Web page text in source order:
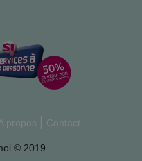
propos Contact
© 2019